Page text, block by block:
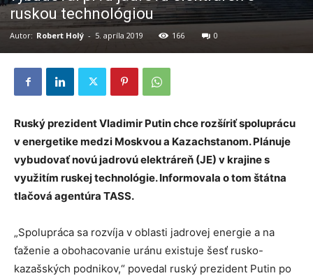
ruskou technológiou
Autor: Robert Holý - 5. apríla 2019 166 0
Ruský prezident Vladimir Putin chce rozšíriť spoluprácu
v energetike medzi Moskvou a Kazachstanom. Plánuje
vybudovať novú jadrovú elektráreň (JE) v krajine s
využitím ruskej technológie. Informovala o tom štátna
tlačová agentúra TASS.
„Spolupráca sa rozvíja v oblasti jadrovej energie a na
ťaženie a obohacovanie uránu existuje šesť rusko-
kazašských podnikov,“ povedal ruský prezident Putin po